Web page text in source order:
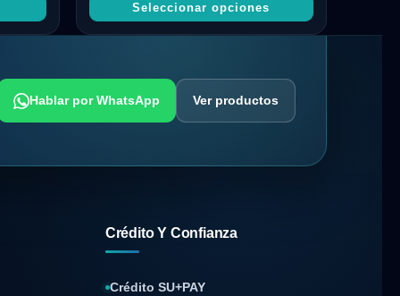
Seleccionar opciones
Hablar por WhatsApp Ver productos
Crédito Y Confianza
Crédito SU+PAY